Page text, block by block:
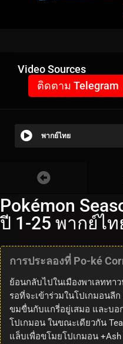
Video Sources
ติดตาม Telegram
พากย์ไทย
Pokémon
ปี 1-25 พากย์ไ
การประลองที่ Po-ké
ย้อนกลับไปในเมืองพาเลทท
รอที่จะเข้าร่วมในโปเกมอนลี
ขมขื่นกับแกรี่อยู่เสมอ และบอ
โปเกมอน ในขณะเดียวกัน
แล็บเพื่อขโมยโปเกมอน +Ash